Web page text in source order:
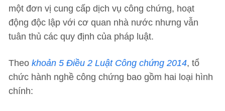
một đơn vị cung cấp dịch vụ công chứng, hoạt
động độc lập với cơ quan nhà nước nhưng vẫn
tuân thủ các quy định của pháp luật.
Theo khoản 5 Điều 2 Luật Công chứng 2014, tổ
chức hành nghề công chứng bao gồm hai loại hình
chính: